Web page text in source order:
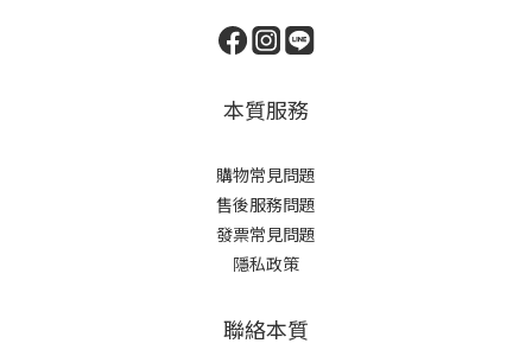
本質服務
購物常見問題
售後服務問題
發票常見問題
隱私政策
聯絡本質